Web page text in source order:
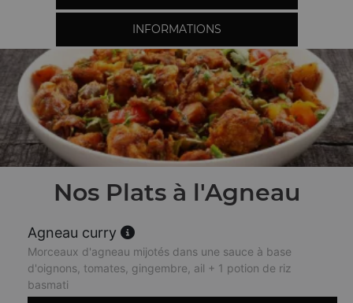
INFORMATIONS
Nos Plats à l'Agneau
Agneau curry
Morceaux d'agneau mijotés dans une sauce à base
d'oignons, tomates, gingembre, ail + 1 potion de riz
basmati